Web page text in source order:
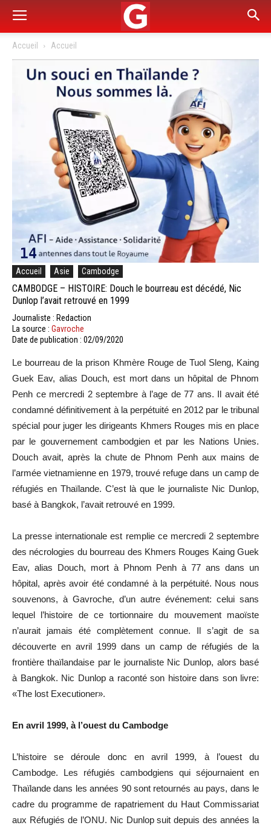
Accueil Accueil
Accueil Asie Cambodge
CAMBODGE – HISTOIRE: Douch le bourreau est décédé, Nic
Dunlop l’avait retrouvé en 1999
Journaliste : Redaction
La source : Gavroche
Date de publication : 02/09/2020
Le bourreau de la prison Khmère Rouge de Tuol Sleng, Kaing
Guek Eav, alias Douch, est mort dans un hôpital de Phnom
Penh ce mercredi 2 septembre à l’age de 77 ans. Il avait été
condamné définitivement à la perpétuité en 2012 par le tribunal
spécial pour juger les dirigeants Khmers Rouges mis en place
par le gouvernement cambodgien et par les Nations Unies.
Douch avait, après la chute de Phnom Penh aux mains de
l’armée vietnamienne en 1979, trouvé refuge dans un camp de
réfugiés en Thaïlande. C’est là que le journaliste Nic Dunlop,
basé à Bangkok, l’avait retrouvé en 1999.
La presse internationale est remplie ce mercredi 2 septembre
des nécrologies du bourreau des Khmers Rouges Kaing Guek
Eav, alias Douch, mort à Phnom Penh à 77 ans dans un
hôpital, après avoir été condamné à la perpétuité. Nous nous
souvenons, à Gavroche, d’un autre événement: celui sans
lequel l’histoire de ce tortionnaire du mouvement maoïste
n’aurait jamais été complètement connue. Il s’agit de sa
découverte en avril 1999 dans un camp de réfugiés de la
frontière thaïlandaise par le journaliste Nic Dunlop, alors basé
à Bangkok. Nic Dunlop a raconté son histoire dans son livre:
«The lost Executioner».
En avril 1999, à l’ouest du Cambodge
L’histoire se déroule donc en avril 1999, à l’ouest du
Cambodge. Les réfugiés cambodgiens qui séjournaient en
Thaïlande dans les années 90 sont retournés au pays, dans le
cadre du programme de rapatriement du Haut Commissariat
aux Réfugiés de l’ONU. Nic Dunlop suit depuis des années la